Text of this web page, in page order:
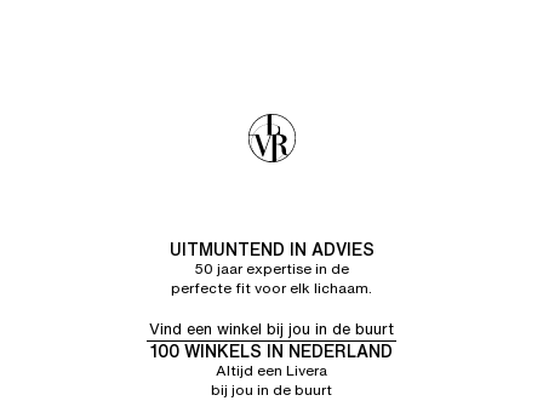
UITMUNTEND IN ADVIES
50 jaar expertise in de
perfecte fit voor elk lichaam.
Vind een winkel bij jou in de buurt
100 WINKELS IN NEDERLAND
Altijd een Livera
bij jou in de buurt